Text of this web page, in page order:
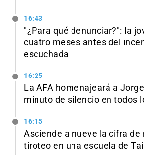
16:43
"¿Para qué denunciar?": la
cuatro meses antes del
escuchada
16:25
La AFA homenajeará a
minuto de silencio en todos
16:15
Asciende a nueve la cifra de
tiroteo en una escuela de